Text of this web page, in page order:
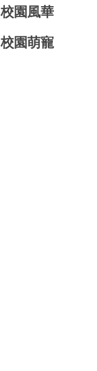
校園風華
校園萌寵